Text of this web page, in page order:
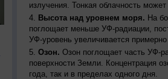
излучения. Тонкая облачность
Высота над уровнем моря. На
поглощает меньше УФ-радиации,
УФ-уровень увеличивается
Озон. Озон поглощает часть УФ-
поверхности Земли. Концентрация
года, так и в пределах одного дня.